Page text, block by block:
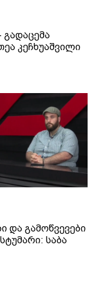
გადაცემა
კეჩხუაშვილი
და გამოწვევები
საბა